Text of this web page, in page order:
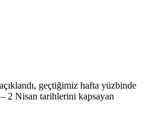
geçtiğimiz hafta yüzbinde
2 Nisan tarihlerini kapsayan